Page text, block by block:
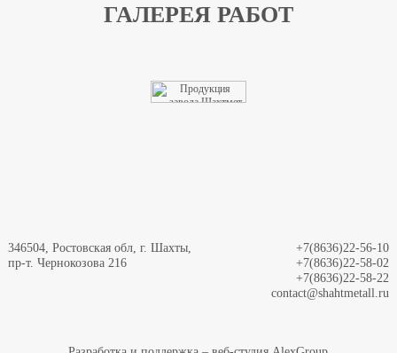
ГАЛЕРЕЯ РАБОТ
346504, Ростовская обл, г. Шахты,
пр-т. Чернокозова 216
+7(8636)22-56-10
+7(8636)22-58-02
+7(8636)22-58-22
contact@shahtmetall.ru